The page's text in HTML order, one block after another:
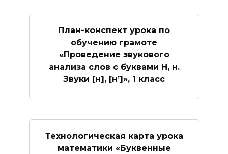
План-конспект урока по
обучению грамоте
«Проведение звукового
анализа слов с буквами Н, н.
Звуки [н], [н’]», 1 класс
Технологическая карта урока
математики «Буквенные